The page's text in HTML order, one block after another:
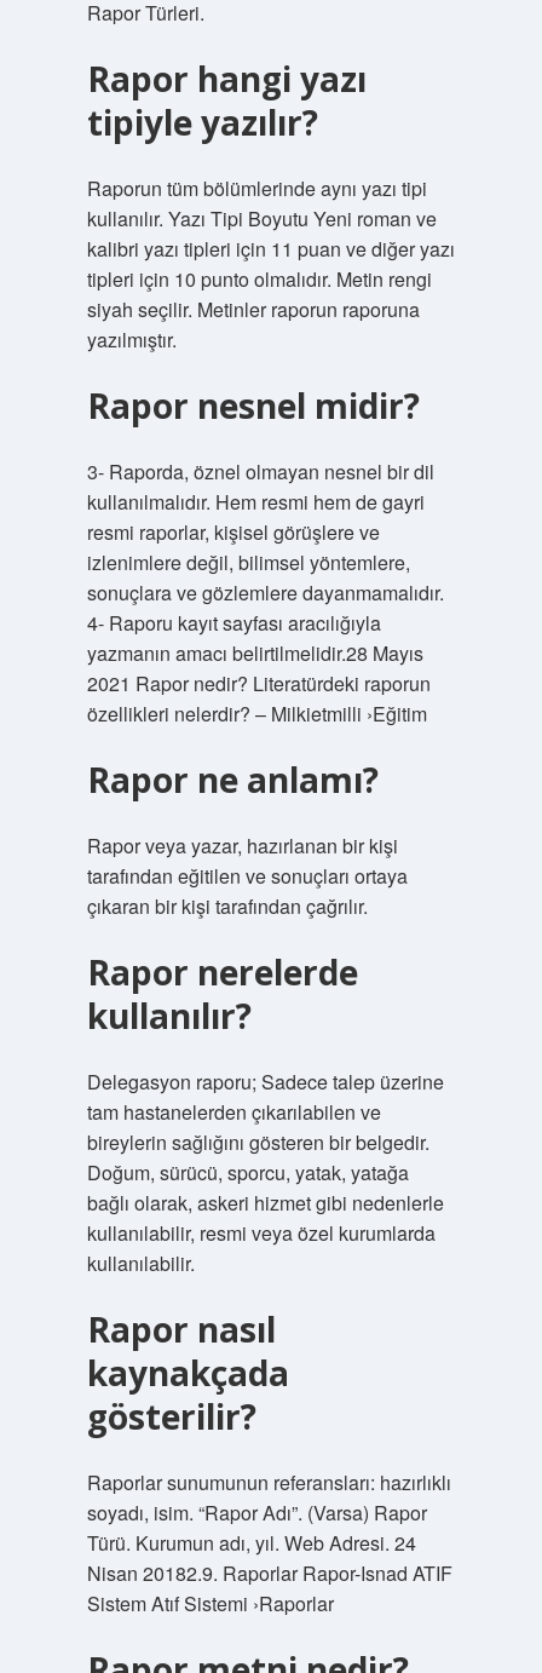
Rapor Türleri.
Rapor hangi yazı
tipiyle yazılır?
Raporun tüm bölümlerinde aynı yazı tipi
kullanılır. Yazı Tipi Boyutu Yeni roman ve
kalibri yazı tipleri için 11 puan ve diğer yazı
tipleri için 10 punto olmalıdır. Metin rengi
siyah seçilir. Metinler raporun raporuna
yazılmıştır.
Rapor nesnel midir?
3- Raporda, öznel olmayan nesnel bir dil
kullanılmalıdır. Hem resmi hem de gayri
resmi raporlar, kişisel görüşlere ve
izlenimlere değil, bilimsel yöntemlere,
sonuçlara ve gözlemlere dayanmamalıdır.
4- Raporu kayıt sayfası aracılığıyla
yazmanın amacı belirtilmelidir.28 Mayıs
2021 Rapor nedir? Literatürdeki raporun
özellikleri nelerdir? – Milkietmilli ›Eğitim
Rapor ne anlamı?
Rapor veya yazar, hazırlanan bir kişi
tarafından eğitilen ve sonuçları ortaya
çıkaran bir kişi tarafından çağrılır.
Rapor nerelerde
kullanılır?
Delegasyon raporu; Sadece talep üzerine
tam hastanelerden çıkarılabilen ve
bireylerin sağlığını gösteren bir belgedir.
Doğum, sürücü, sporcu, yatak, yatağa
bağlı olarak, askeri hizmet gibi nedenlerle
kullanılabilir, resmi veya özel kurumlarda
kullanılabilir.
Rapor nasıl
kaynakçada
gösterilir?
Raporlar sunumunun referansları: hazırlıklı
soyadı, isim. “Rapor Adı”. (Varsa) Rapor
Türü. Kurumun adı, yıl. Web Adresi. 24
Nisan 20182.9. Raporlar Rapor-Isnad ATIF
Sistem Atıf Sistemi ›Raporlar